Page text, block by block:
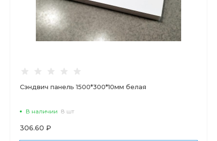
Сэндвич панель 1500*300*10мм белая
В наличии 8 шт
306.60 ₽